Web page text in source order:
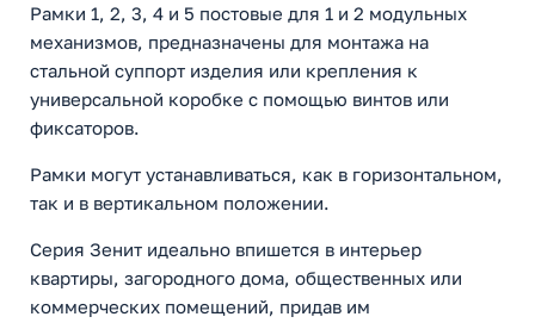
Рамки 1, 2, 3, 4 и 5 постовые для 1 и 2 модульных
механизмов, предназначены для монтажа на
стальной суппорт изделия или крепления к
универсальной коробке с помощью винтов или
фиксаторов.
Рамки могут устанавливаться, как в горизонтальном,
так и в вертикальном положении.
Серия Зенит идеально впишется в интерьер
квартиры, загородного дома, общественных или
коммерческих помещений, придав им